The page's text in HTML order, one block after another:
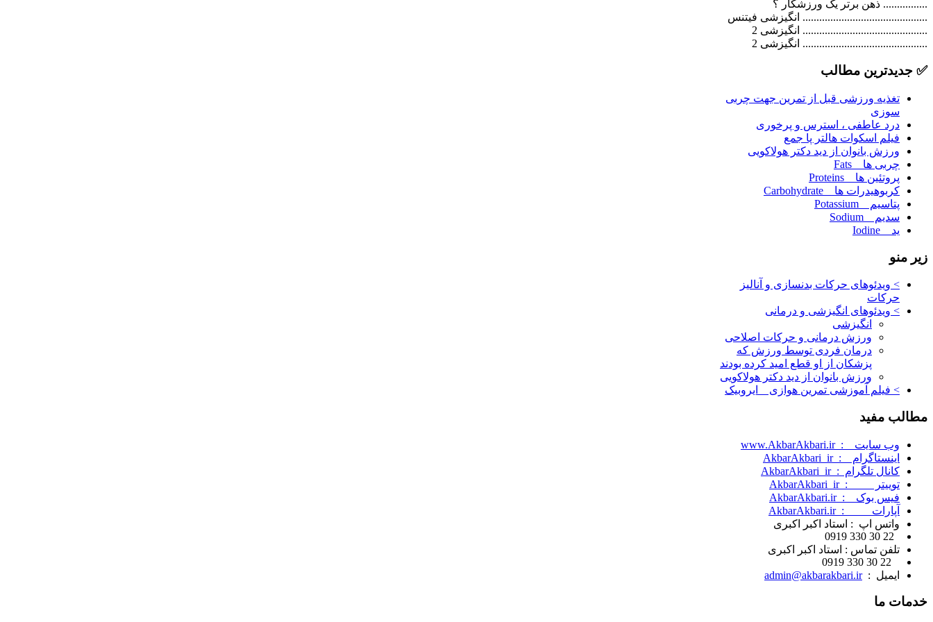
................ ذهن برتر یک ورزشکار ؟
............................................. انگیزشی فیتنس
............................................. انگیزشی 2
............................................. انگیزشی 2
✅ جدیدترین مطالب
تغذیه ورزشی قبل از تمرین جهت چربی
سوزی
درد عاطفی ، استرس و پرخوری
فیلم اسکوات هالتر پا جمع
ورزش بانوان از دید دکتر هولاکویی
چربی ها _ Fats
پروتئین ها _ Proteins
کربوهیدرات ها _ Carbohydrate
پتاسیم _ Potassium
سدیم _ Sodium
ید _ Iodine
زیر منو
> ویدئوهای حرکات بدنسازی و آنالیز
حرکات
> ویدئوهای انگیزشی و درمانی
انگیزشی
ورزش درمانی و حرکات اصلاحی
درمان فردی توسط ورزش که
پزشکان از او قطع امید کرده بودند
ورزش بانوان از دید دکتر هولاکویی
> فیلم آموزشی تمرین هوازی _ ایروبیک
مطالب مفید
وب سایت : www.AkbarAkbari.ir
اینستاگرام : AkbarAkbari_ir
کانال تلگرام : AkbarAkbari_ir
توییتر : AkbarAkbari_ir
فیس بوک : AkbarAkbari.ir
آپارات :AkbarAkbari.ir
واتس اپ : استاد اکبر اکبری
تلفن تماس : استاد اکبر اکبری
ایمیل :admin@akbarakbari.ir
خدمات ما